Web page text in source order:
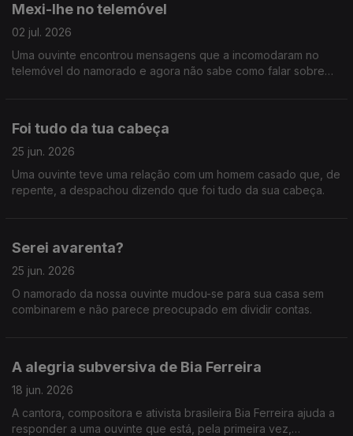
Mexi-lhe no telemóvel
02 jul. 2026
Uma ouvinte encontrou mensagens que a incomodaram no
telemóvel do namorado e agora não sabe como falar sobre
Foi tudo da tua cabeça
25 jun. 2026
Uma ouvinte teve uma relação com um homem casado que, de
repente, a despachou dizendo que foi tudo da sua cabeça.
Serei avarenta?
25 jun. 2026
O namorado da nossa ouvinte mudou-se para sua casa sem
combinarem e não parece preocupado em dividir contas.
A alegria subversiva de Bia Ferreira
18 jun. 2026
A cantora, compositora e ativista brasileira Bia Ferreira ajuda a
responder a uma ouvinte que está, pela primeira vez,